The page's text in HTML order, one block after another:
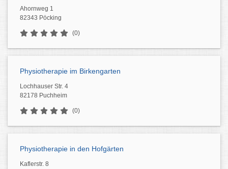
Ahornweg 1
82343 Pöcking
(0)
Physiotherapie im Birkengarten
Lochhauser Str. 4
82178 Puchheim
(0)
Physiotherapie in den Hofgärten
Kaflerstr. 8